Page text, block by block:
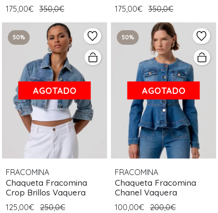
175,00€ 350,0€ 175,00€ 350,0€
50%
AGOTADO
FRACOMINA
Chaqueta Fracomina
Crop Brillos Vaquera
125,00€ 250,0€
50%
AGOTADO
FRACOMINA
Chaqueta Fracomina
Chanel Vaquera
100,00€ 200,0€